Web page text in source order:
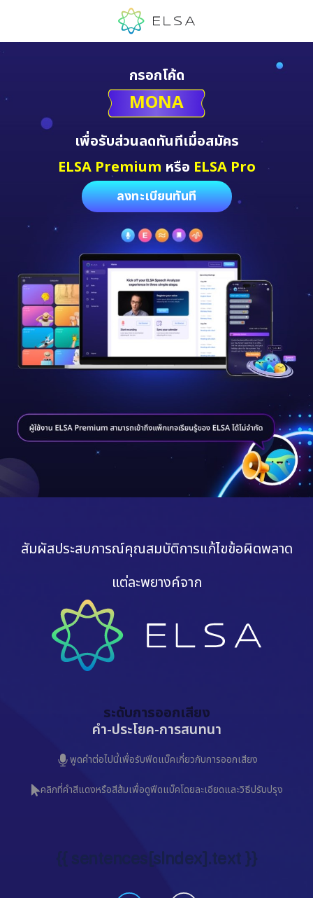
กรอกโค้ด
MONA
เพื่อรับส่วนลดทันทีเมื่อสมัคร
ELSA Premium หรือ ELSA Pro
ลงทะเบียนทันที
สัมผัสประสบการณ์คุณสมบัติการแก้ไขข้อผิดพลาด
แต่ละพยางค์จาก
ระดับการออกเสียง
คำ-ประโยค-การสนทนา
พูดคำต่อไปนี้เพื่อรับฟีดแบ็คเกี่ยวกับการออกเสียง
คลิกที่คำสีแดงหรือสีส้มเพื่อดูฟีดแบ็คโดยละเอียดและวิธีปรับปรุง
{{ sentences[sIndex].text }}